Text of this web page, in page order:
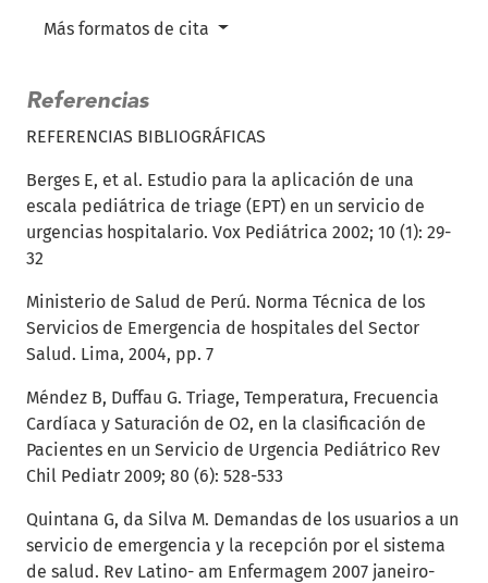
Más formatos de cita
Referencias
REFERENCIAS BIBLIOGRÁFICAS
Berges E, et al. Estudio para la aplicación de una
escala pediátrica de triage (EPT) en un servicio de
urgencias hospitalario. Vox Pediátrica 2002; 10 (1): 29-
32
Ministerio de Salud de Perú. Norma Técnica de los
Servicios de Emergencia de hospitales del Sector
Salud. Lima, 2004, pp. 7
Méndez B, Duffau G. Triage, Temperatura, Frecuencia
Cardíaca y Saturación de O2, en la clasificación de
Pacientes en un Servicio de Urgencia Pediátrico Rev
Chil Pediatr 2009; 80 (6): 528-533
Quintana G, da Silva M. Demandas de los usuarios a un
servicio de emergencia y la recepción por el sistema
de salud. Rev Latino- am Enfermagem 2007 janeiro-